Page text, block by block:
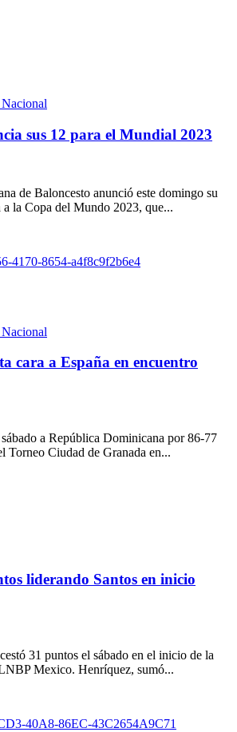
sus 12 para el Mundial 2023
de Baloncesto anunció este domingo su
a la Copa del Mundo 2023, que...
cara a España en encuentro
sábado a República Dominicana por 86-77
Torneo Ciudad de Granada en...
liderando Santos en inicio
31 puntos el sábado en el inicio de la
Mexico. Henríquez, sumó...